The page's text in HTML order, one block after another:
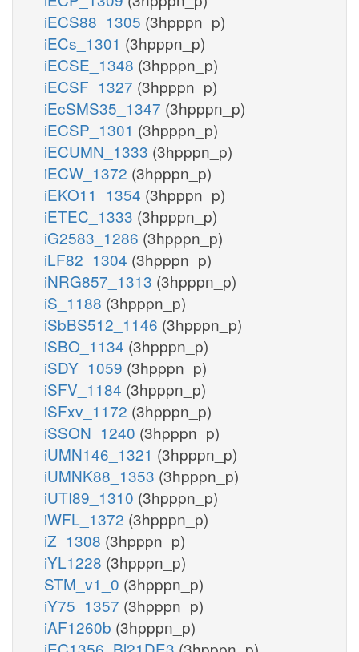
iECS88_1305 (3hpppn_p)
iECs_1301 (3hpppn_p)
iECSE_1348 (3hpppn_p)
iECSF_1327 (3hpppn_p)
iEcSMS35_1347 (3hpppn_p)
iECSP_1301 (3hpppn_p)
iECUMN_1333 (3hpppn_p)
iECW_1372 (3hpppn_p)
iEKO11_1354 (3hpppn_p)
iETEC_1333 (3hpppn_p)
iG2583_1286 (3hpppn_p)
iLF82_1304 (3hpppn_p)
iNRG857_1313 (3hpppn_p)
iS_1188 (3hpppn_p)
iSbBS512_1146 (3hpppn_p)
iSBO_1134 (3hpppn_p)
iSDY_1059 (3hpppn_p)
iSFV_1184 (3hpppn_p)
iSFxv_1172 (3hpppn_p)
iSSON_1240 (3hpppn_p)
iUMN146_1321 (3hpppn_p)
iUMNK88_1353 (3hpppn_p)
iUTI89_1310 (3hpppn_p)
iWFL_1372 (3hpppn_p)
iZ_1308 (3hpppn_p)
iYL1228 (3hpppn_p)
STM_v1_0 (3hpppn_p)
iY75_1357 (3hpppn_p)
iAF1260b (3hpppn_p)